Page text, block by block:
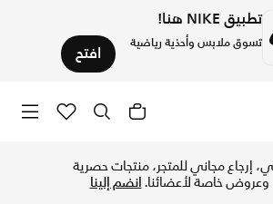
تطبيق NIKE هنا!
تسوق ملابس وأحذية رياضية افتح
إرجاع مجاني للمتجر، منتجات حصرية
وعروض خاصة لأعضائنا.انضم إلينا